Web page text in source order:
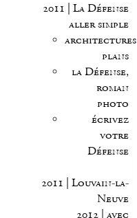
2011 | La Défense
aller simple
architectures,
plans
la Défense,
roman
photo
écrivez
votre
Défense
2011 | Louvain-la-
Neuve
2012 | avec